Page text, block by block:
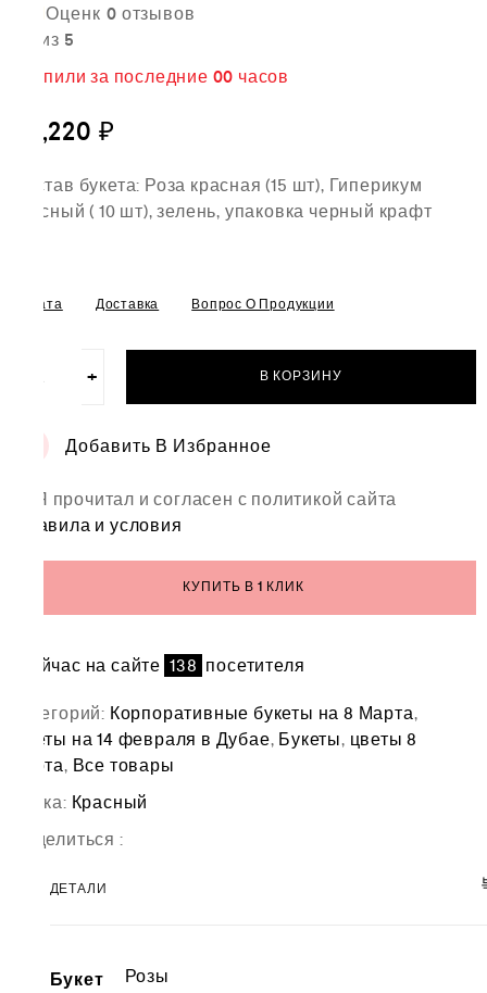
Оценк
из 5
0 отзывов
купили за последние 00 часов
19,220 ₽
Состав букета: Роза красная (15 шт), Гиперикум
красный ( 10 шт), зелень, упаковка черный крафт
Оплата Доставка Вопрос О Продукции
Количество
Букет
любовью"
+ В КОРЗИНУ
Добавить В Избранное
Я прочитал и согласен с политикой сайта
правила и условия
КУПИТЬ В 1 КЛИК
Сейчас на сайте 138 посетителя
Категорий: Корпоративные букеты на 8 Марта,
Цветы на 14 февраля в Дубае, Букеты, цветы 8
марта, Все товары
Метка: Красный
Поделиться :
ДЕТАЛИ
Букет
Розы